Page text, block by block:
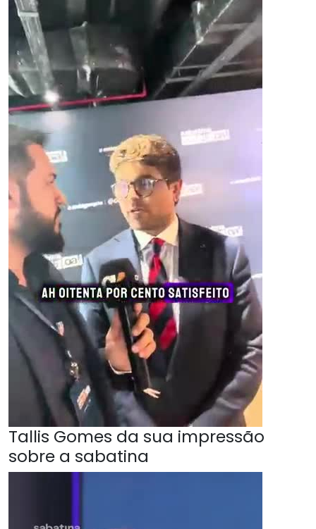
Tallis Gomes da sua impressão
sobre a sabatina